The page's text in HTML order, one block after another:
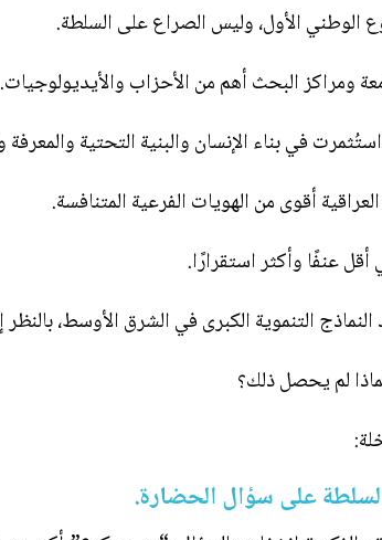
الوطني الأول، وليس الصراع على السلطة.
ومراكز البحث أهم من الأحزاب والأيديولوجيات.
في بناء الإنسان والبنية التحتية والمعرفة
أقوى من الهويات الفرعية المتنافسة.
أقل عنفًا وأكثر استقرارًا.
التنموية الكبرى في الشرق الأوسط،
لم يحصل ذلك؟
على سؤال الحضارة.